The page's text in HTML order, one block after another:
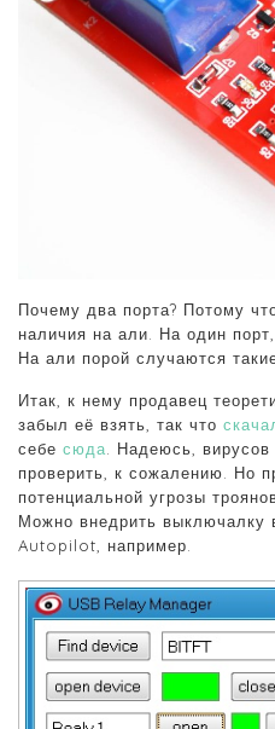
Почему два порта? Потому
наличия на али. На один
На али порой случаются
Итак, к нему продавец
забыл её взять, так что
себе сюда . Надеюсь,
проверить, к сожалению. Но
потенциальной угрозы
Можно внедрить выключалку
Autopilot, например.